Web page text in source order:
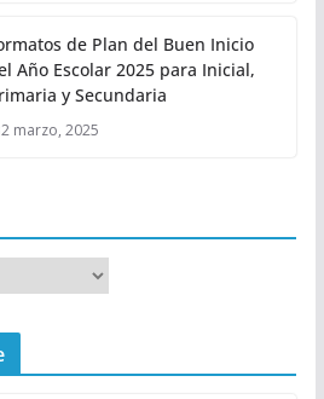
de Plan del Buen Inicio
Año Escolar 2025 para Inicial,
y Secundaria
2 marzo, 2025